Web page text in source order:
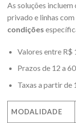
As soluções
privado e linhas
condições
Valores entre R$
Prazos de 12 a
Taxas a partir de
MODALIDADE